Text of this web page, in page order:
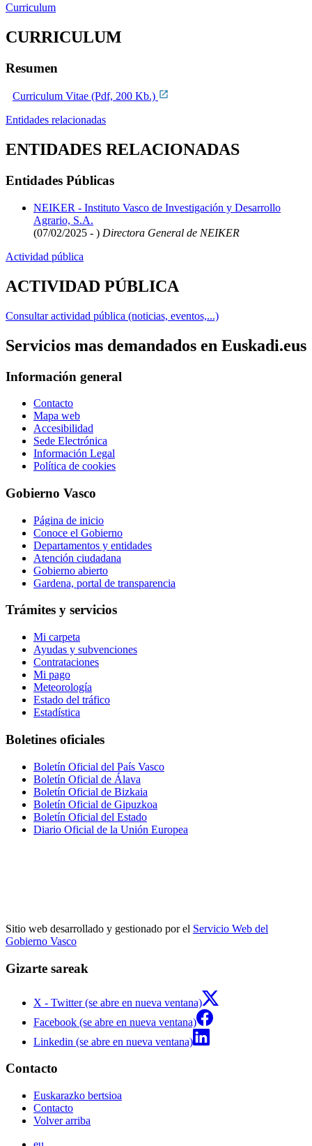
Curriculum
CURRICULUM
Resumen
Curriculum Vitae (Pdf, 200 Kb.)
Entidades relacionadas
ENTIDADES RELACIONADAS
Entidades Públicas
NEIKER - Instituto Vasco de Investigación y Desarrollo
Agrario, S.A.
(07/02/2025 - ) Directora General de NEIKER
Actividad pública
ACTIVIDAD PÚBLICA
Consultar actividad pública (noticias, eventos,...)
Servicios mas demandados en Euskadi.eus
Información general
Contacto
Mapa web
Accesibilidad
Sede Electrónica
Información Legal
Política de cookies
Gobierno Vasco
Página de inicio
Conoce el Gobierno
Departamentos y entidades
Atención ciudadana
Gobierno abierto
Gardena, portal de transparencia
Trámites y servicios
Mi carpeta
Ayudas y subvenciones
Contrataciones
Mi pago
Meteorología
Estado del tráfico
Estadística
Boletines oficiales
Boletín Oficial del País Vasco
Boletín Oficial de Álava
Boletín Oficial de Bizkaia
Boletín Oficial de Gipuzkoa
Boletín Oficial del Estado
Diario Oficial de la Unión Europea
Sitio web desarrollado y gestionado por el Servicio Web del
Gobierno Vasco
Gizarte sareak
X - Twitter (se abre en nueva ventana)
Facebook (se abre en nueva ventana)
Linkedin (se abre en nueva ventana)
Contacto
Euskarazko bertsioa
Contacto
Volver arriba